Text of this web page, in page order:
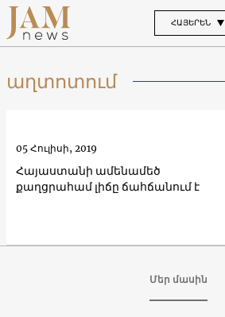
ՀԱՅԵՐԵՆ
աղտոտում
Հայաստանի ամենամեծ
քաղցրահամ լիճը ճահճանում է
05 Հուլիսի, 2019
Մեր մասին